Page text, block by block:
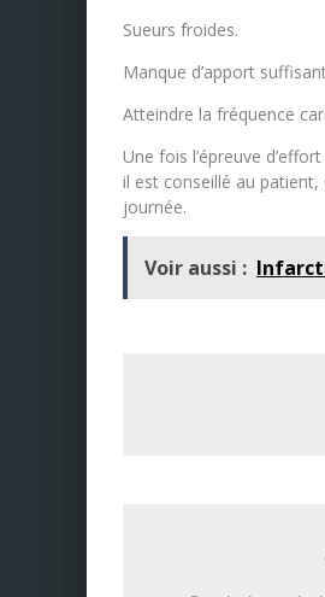
Sueurs froides.
Manque d’apport
Atteindre la fréquence
Une fois l’épreuve
il est conseillé au patient,
journée.
Voir aussi :